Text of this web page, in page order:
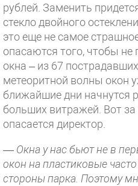
рублей. Заменить
стекло двойного
это еще не самое
опасаются того, чтобы не
окна – из 67
метеоритной волны окон
ближайшие дни начнутся
больших витражей. Вот за
опасается директор.
— Окна у нас бьют не в
окон на пластиковые
стороны парка. Поэтому